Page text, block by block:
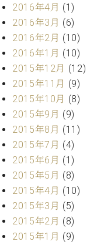
C.BECHSTEIN
Digital(ベ
ヒ
シ
ュ
イ
ン
デ
ジ
タ
ル)
ピア
ノ特
選中
古】
イ
ベ
ン
ト
情
八
王
子
工
房
ロ
グ
ア
2016年4月 (1)
2016年3月 (6)
2016年2月 (10)
2016年1月 (10)
2015年12月 (12)
2015年11月 (9)
2015年10月 (8)
2015年9月 (9)
2015年8月 (11)
2015年7月 (4)
2015年6月 (1)
2015年5月 (8)
2015年4月 (10)
2015年3月 (5)
2015年2月 (8)
2015年1月 (9)